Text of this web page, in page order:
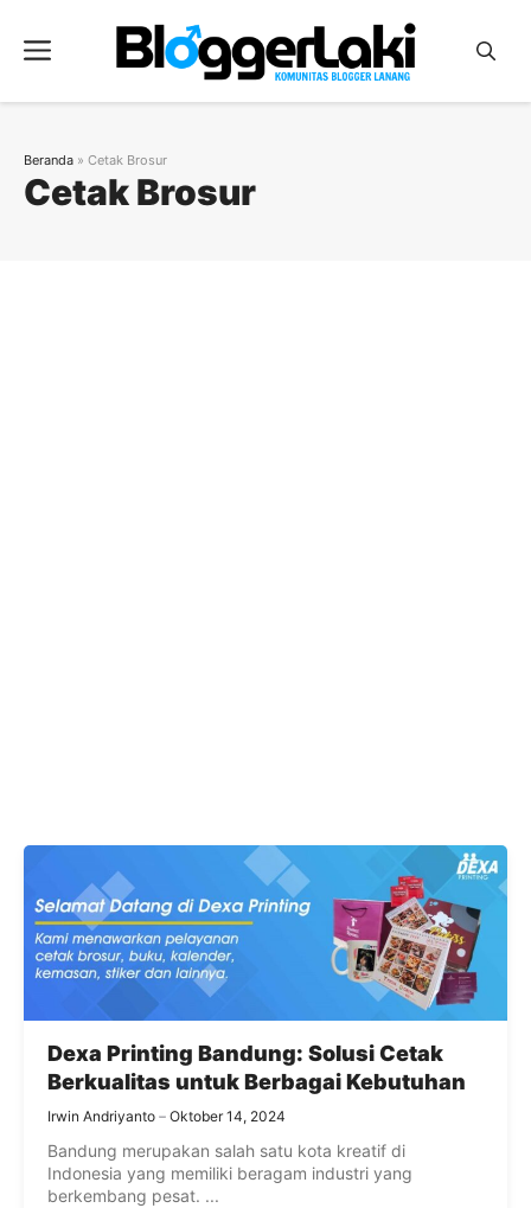
Menu
Cetak Brosur
Beranda » Cetak Brosur
Dexa Printing Bandung: Solusi Cetak
Berkualitas untuk Berbagai Kebutuhan
Irwin Andriyanto Oktober 14, 2024
Bandung merupakan salah satu kota kreatif di
Indonesia yang memiliki beragam industri yang
berkembang pesat. ...